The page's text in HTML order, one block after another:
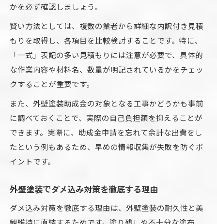
かを必ず確認しましょう。
賢い方法としては、複数の業者から詳細な内訳付き見積
もりを取得し、各項目を比較検討することです。特に、
「一式」表記の多い見積もりには注意が必要で、具体的
な作業内容や材料名、数量が明記されているかをチェッ
クすることが重要です。
また、外壁塗装助成金の対象となる工事かどうかも事前
に調べておくことで、実際の自己負担額を抑えることが
できます。実際に、助成金申請を忘れて余計な出費をし
たという例もあるため、早めの情報収集が失敗を防ぐポ
イントです。
外壁塗装でダメ込み対策を徹底する理由
ダメ込み対策を徹底する理由は、外壁塗装の耐久性と美
観維持に直結するためです。塗り残しや不十分な塗布